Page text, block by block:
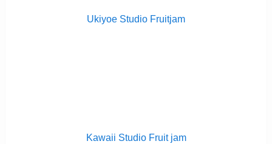
Ukiyoe Studio Fruitjam
Kawaii Studio Fruit jam